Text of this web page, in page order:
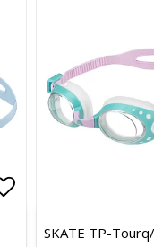
Lägg till i
Lägg till i
SKATE TP-